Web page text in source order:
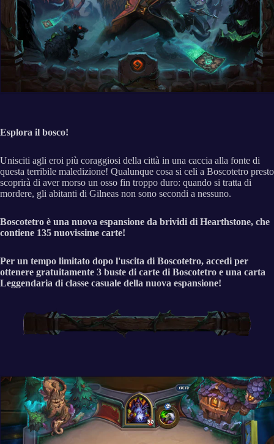
Esplora il bosco!
Unisciti agli eroi più coraggiosi della città in una caccia alla fonte di
questa terribile maledizione! Qualunque cosa si celi a Boscotetro presto
scoprirà di aver morso un osso fin troppo duro: quando si tratta di
mordere, gli abitanti di Gilneas non sono secondi a nessuno.
Boscotetro è una nuova espansione da brividi di Hearthstone, che
contiene 135 nuovissime carte!
Per un tempo limitato dopo l'uscita di Boscotetro, accedi per
ottenere gratuitamente 3 buste di carte di Boscotetro e una carta
Leggendaria di classe casuale della nuova espansione!